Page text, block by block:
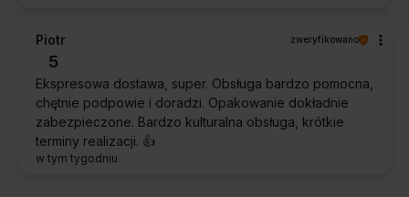
Piotr zweryfikowano
5
Ekspresowa dostawa, super. Obsługa bardzo pomocna,
chętnie podpowie i doradzi. Opakowanie dokładnie
zabezpieczone. Bardzo kulturalna obsługa, krótkie
terminy realizacji. 👍️
w tym tygodniu